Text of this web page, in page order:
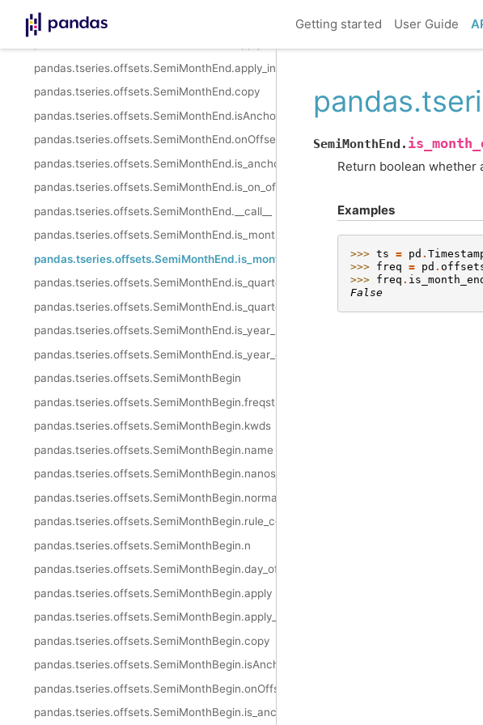
Getting started User Guide
pandas.tseries.offsets.SemiMonthEnd.day_of_month
pandas.tseries.offsets.SemiMonthEnd.apply_index
pandas.tseries.offsets.SemiMonthEnd.copy
pandas.tseries.offsets.SemiMonthEnd.isAnchored
pandas.tseries.offsets.SemiMonthEnd.onOffset
pandas.tseries.offsets.SemiMonthEnd.is_anchored
pandas.tseries.offsets.SemiMonthEnd.is_on_offset
pandas.tseries.offsets.SemiMonthEnd.__call__
pandas.tseries.offsets.SemiMonthEnd.is_month_start
pandas.tseries.offsets.SemiMonthEnd.is_month_end
pandas.tseries.offsets.SemiMonthEnd.is_quarter_start
pandas.tseries.offsets.SemiMonthEnd.is_quarter_end
pandas.tseries.offsets.SemiMonthEnd.is_year_start
pandas.tseries.offsets.SemiMonthEnd.is_year_end
pandas.tseries.offsets.SemiMonthBegin
pandas.tseries.offsets.SemiMonthBegin.freqstr
pandas.tseries.offsets.SemiMonthBegin.kwds
pandas.tseries.offsets.SemiMonthBegin.name
pandas.tseries.offsets.SemiMonthBegin.nanos
pandas.tseries.offsets.SemiMonthBegin.normalize
pandas.tseries.offsets.SemiMonthBegin.rule_code
pandas.tseries.offsets.SemiMonthBegin.n
pandas.tseries.offsets.SemiMonthBegin.day_of_month
pandas.tseries.offsets.SemiMonthBegin.apply
pandas.tseries.offsets.SemiMonthBegin.apply_index
pandas.tseries.offsets.SemiMonthBegin.copy
pandas.tseries.offsets.SemiMonthBegin.isAnchored
pandas.tseries.offsets.SemiMonthBegin.onOffset
pandas.tseries.offsets.SemiMonthBegin.is_anchored
SemiMonthEnd.
Return boolean whether
Examples
>>> ts = pd .
>>> freq = pd .
>>> freq .
False